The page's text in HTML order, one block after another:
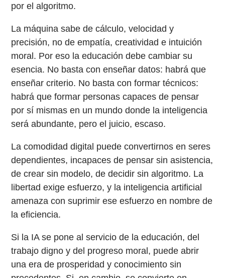
por el algoritmo.
La máquina sabe de cálculo, velocidad y
precisión, no de empatía, creatividad e intuición
moral. Por eso la educación debe cambiar su
esencia. No basta con enseñar datos: habrá que
enseñar criterio. No basta con formar técnicos:
habrá que formar personas capaces de pensar
por sí mismas en un mundo donde la inteligencia
será abundante, pero el juicio, escaso.
La comodidad digital puede convertirnos en seres
dependientes, incapaces de pensar sin asistencia,
de crear sin modelo, de decidir sin algoritmo. La
libertad exige esfuerzo, y la inteligencia artificial
amenaza con suprimir ese esfuerzo en nombre de
la eficiencia.
Si la IA se pone al servicio de la educación, del
trabajo digno y del progreso moral, puede abrir
una era de prosperidad y conocimiento sin